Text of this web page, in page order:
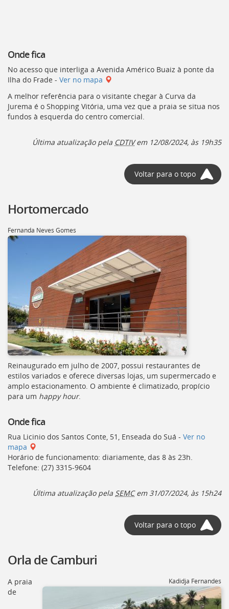
[]
Ir
para
busca
[]
Voltar
início
Onde fica
No acesso que interliga a Avenida Américo Buaiz à ponte da
Ilha do Frade - Ver no mapa
A melhor referência para o visitante chegar à Curva da
Jurema é o Shopping Vitória, uma vez que a praia se situa nos
fundos à esquerda do centro comercial.
Última atualização pela CDTIVem 12/08/2024, às 19h35
Voltar para o topo
Hortomercado
Fernanda Neves Gomes
Reinaugurado em julho de 2007, possui restaurantes de
estilos variados e oferece diversas lojas, um supermercado e
amplo estacionamento. O ambiente é climatizado, propício
para um happy hour.
Onde fica
Rua Licinio dos Santos Conte, 51, Enseada do Suá - Ver no
mapa
Horário de funcionamento: diariamente, das 8 às 23h.
Telefone: (27) 3315-9604
Última atualização pela SEMCem 31/07/2024, às 15h24
Voltar para o topo
Orla de Camburi
Kadidja Fernandes
A praia
de